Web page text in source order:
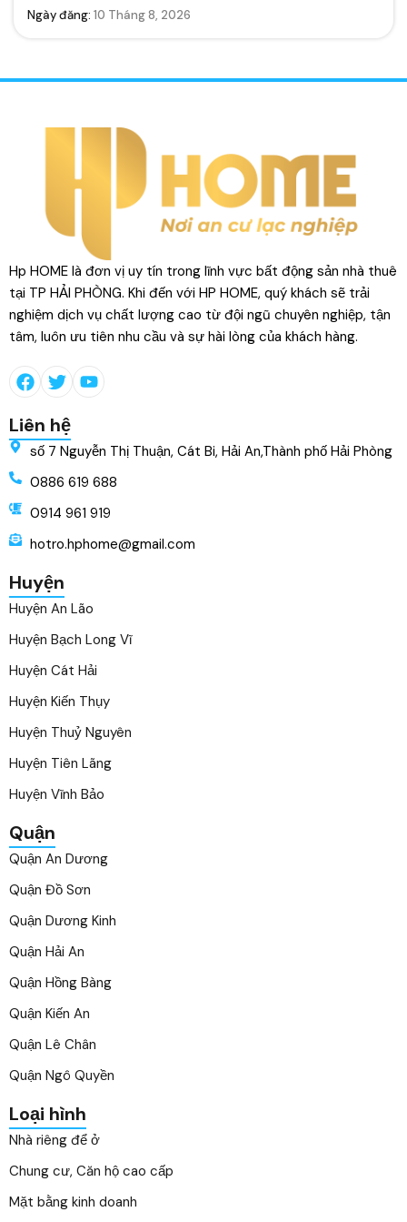
Ngày đăng: 10 Tháng 8, 2026
Hp HOME là đơn vị uy tín trong lĩnh vực bất động sản nhà thuê
tại TP HẢI PHÒNG. Khi đến với HP HOME, quý khách sẽ trải
nghiệm dịch vụ chất lượng cao từ đội ngũ chuyên nghiệp, tận
tâm, luôn ưu tiên nhu cầu và sự hài lòng của khách hàng.
Liên hệ
số 7 Nguyễn Thị Thuận, Cát Bi, Hải An,Thành phố Hải Phòng
0886 619 688
0914 961 919
hotro.hphome@gmail.com
Huyện
Huyện An Lão
Huyện Bạch Long Vĩ
Huyện Cát Hải
Huyện Kiến Thụy
Huyện Thuỷ Nguyên
Huyện Tiên Lãng
Huyện Vĩnh Bảo
Quận
Quận An Dương
Quận Đồ Sơn
Quận Dương Kinh
Quận Hải An
Quận Hồng Bàng
Quận Kiến An
Quận Lê Chân
Quận Ngô Quyền
Loại hình
Nhà riêng để ở
Chung cư, Căn hộ cao cấp
Mặt bằng kinh doanh